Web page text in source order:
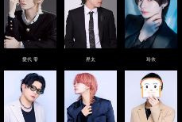
愛代 零 昇太 玲衣